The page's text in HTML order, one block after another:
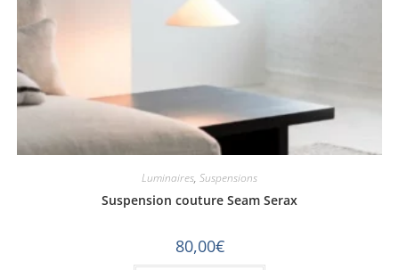
Luminaires, Suspensions
Suspension couture Seam Serax
80,00€